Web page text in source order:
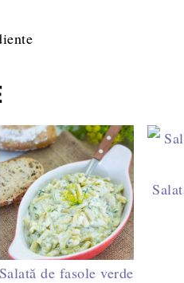
Ideale pentru prânz sau
pachet.
Salată de fasole verde